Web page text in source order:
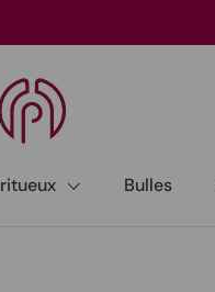
Bulles